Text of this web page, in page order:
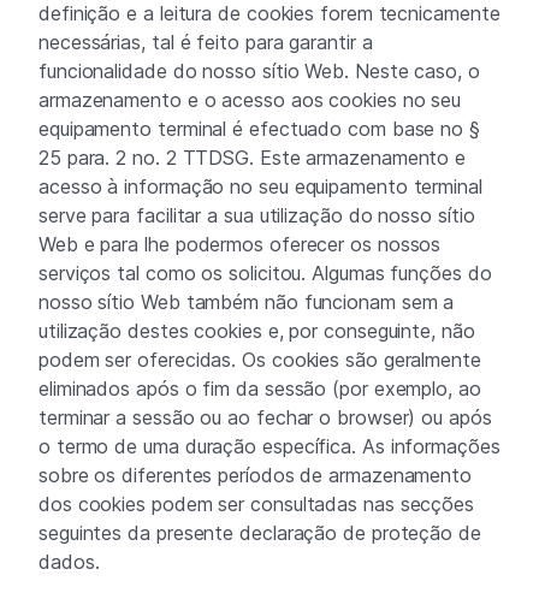
definição e a leitura de cookies forem tecnicamente
necessárias, tal é feito para garantir a
funcionalidade do nosso sítio Web. Neste caso, o
armazenamento e o acesso aos cookies no seu
equipamento terminal é efectuado com base no §
25 para. 2 no. 2 TTDSG. Este armazenamento e
acesso à informação no seu equipamento terminal
serve para facilitar a sua utilização do nosso sítio
Web e para lhe podermos oferecer os nossos
serviços tal como os solicitou. Algumas funções do
nosso sítio Web também não funcionam sem a
utilização destes cookies e, por conseguinte, não
podem ser oferecidas. Os cookies são geralmente
eliminados após o fim da sessão (por exemplo, ao
terminar a sessão ou ao fechar o browser) ou após
o termo de uma duração específica. As informações
sobre os diferentes períodos de armazenamento
dos cookies podem ser consultadas nas secções
seguintes da presente declaração de proteção de
dados.